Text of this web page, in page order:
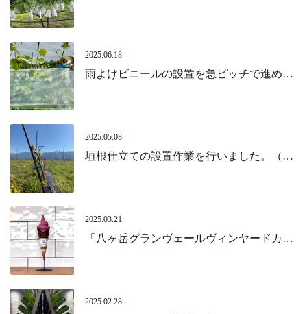
2025.06.18
雨よけビニールの設置を急ピッチで進めています。（北杜市）
2025.05.08
垣根仕立ての設置作業を行いました。（北杜市）
2025.03.21
「八ヶ岳グランヴェールヴィンヤードカフェ」がオープンしました！（北杜市）
2025.02.28